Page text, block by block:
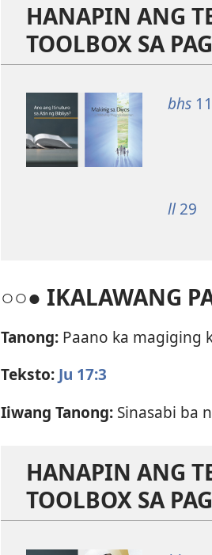
HANAPIN ANG
TOOLBOX SA
bhs
ll29
○○● IKALAWANG
Tanong: Paano ka magiging
Teksto: Ju 17:3
Iiwang Tanong: Sinasabi ba
HANAPIN ANG
TOOLBOX SA